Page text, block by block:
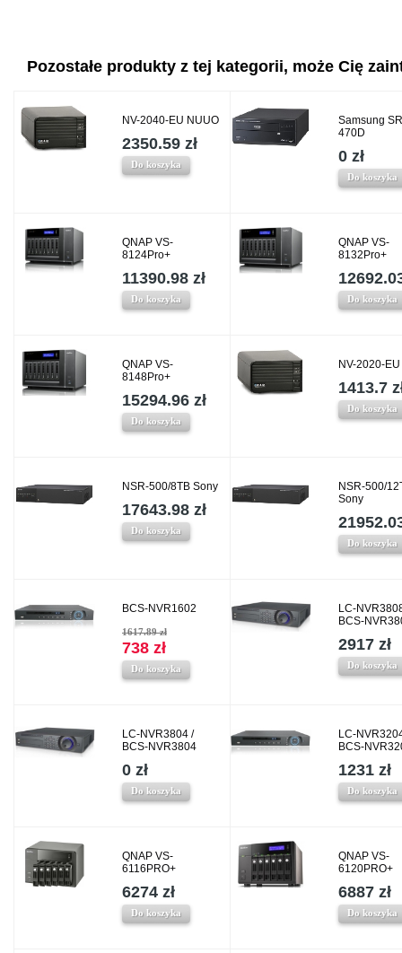
Pozostałe produkty z tej kategorii, może Cię
NV-2040-EU NUUO
2350.59 zł
Do koszyka
Samsung
470D
0 zł
Do koszyka
QNAP VS-
8124Pro+
11390.98 zł
Do koszyka
QNAP VS-
8132Pro+
Do koszyka
QNAP VS-
8148Pro+
15294.96 zł
Do koszyka
NV-2020-
1413.7
Do koszyka
NSR-500/8TB Sony
17643.98 zł
Do koszyka
NSR-500/
Sony
Do koszyka
BCS-NVR1602
1617.89 zł
738 zł
Do koszyka
LC-
BCS-
2917 zł
Do koszyka
LC-NVR3804 /
BCS-NVR3804
0 zł
Do koszyka
LC-
BCS-
1231 zł
Do koszyka
QNAP VS-
6116PRO+
6274 zł
Do koszyka
QNAP VS-
6120PRO+
6887 zł
Do koszyka